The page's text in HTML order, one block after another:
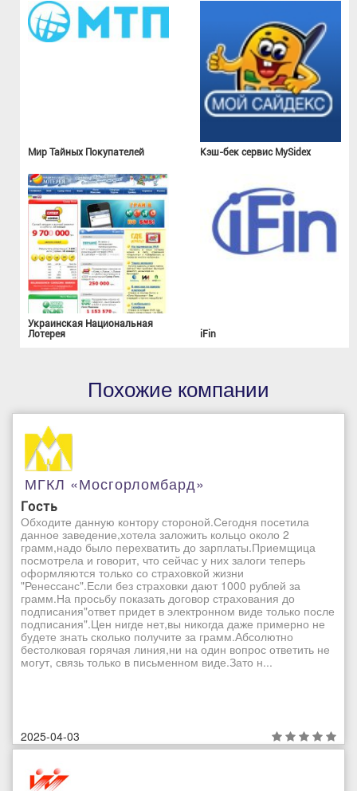
Мир Тайных Покупателей Кэш-бек сервис MySidex
Украинская Национальная
Лотерея
iFin
Похожие компании
МГКЛ «Мосгорломбард»
Гость
Обходите данную контору стороной.Сегодня посетила
данное заведение,хотела заложить кольцо около 2
грамм,надо было перехватить до зарплаты.Приемщица
посмотрела и говорит, что сейчас у них залоги теперь
оформляются только со страховкой жизни
"Ренессанс".Если без страховки дают 1000 рублей за
грамм.На просьбу показать договор страхования до
подписания"ответ придет в электронном виде только после
подписания".Цен нигде нет,вы никогда даже примерно не
будете знать сколько получите за грамм.Абсолютно
бестолковая горячая линия,ни на один вопрос ответить не
могут, связь только в письменном виде.Зато н...
2025-04-03